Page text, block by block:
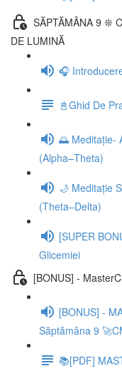
SĂPTĂMÂNA 9 ❊
DE LUMINĂ
🎧
📓Ghid De
🌅 Meditație-
(Alpha–Theta)
🌙 Meditație
(Theta–Delta)
[SUPER
Glicemiei
[BONUS] -
[BONUS] -
Săptămâna 9
📚[PDF]